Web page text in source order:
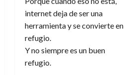
internet deja de ser una
herramienta y se convierte en
refugio.
Y no siempre es un buen
refugio.